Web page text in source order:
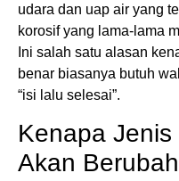
udara dan uap air yang
korosif yang lama-lama
Ini salah satu alasan
benar biasanya butuh
“isi lalu selesai”.
Kenapa
Akan